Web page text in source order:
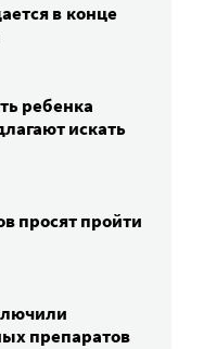
в конце
ребенка
искать
просят пройти
препаратов